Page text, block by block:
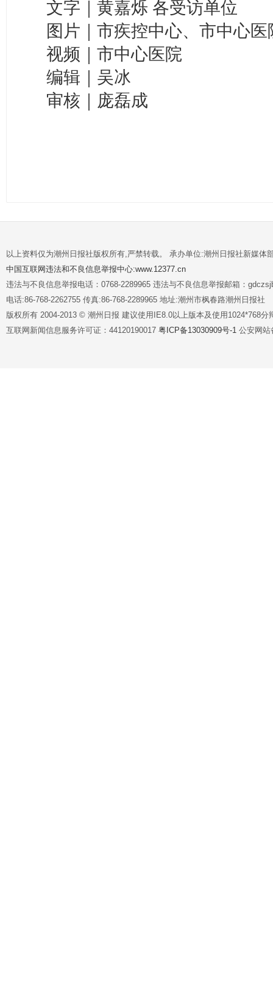
文字｜黄嘉烁 各受访单位
图片｜市疾控中心、市中心
视频｜市中心医院
编辑｜吴冰
审核｜庞磊成
以上资料仅为潮州日报社版权所有,严禁转载。 承办单位:潮州日报社新媒体
中国互联网违法和不良信息举报中心:www.12377.cn
违法与不良信息举报电话：0768-2289965 违法与不良信息举报邮箱：
电话:86-768-2262755 传真:86-768-2289965 地址:潮州市枫春路潮州日报社
版权所有 2004-2013 © 潮州日报 建议使用IE8.0以上版本及使用1024*768分
互联网新闻信息服务许可证：44120190017 粤ICP备13030909号-1 公安网站